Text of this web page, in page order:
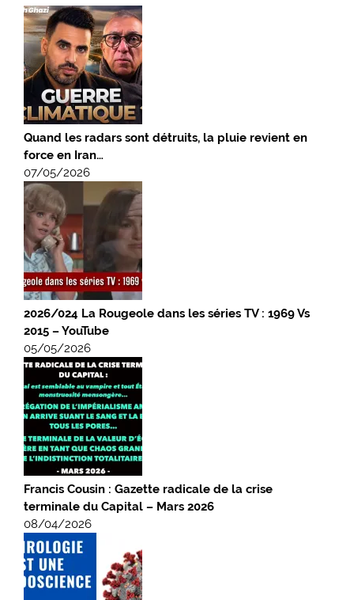
Quand les radars sont détruits, la pluie revient en
force en Iran…
07/05/2026
2026/024 La Rougeole dans les séries TV : 1969 Vs
2015 – YouTube
05/05/2026
Francis Cousin : Gazette radicale de la crise
terminale du Capital – Mars 2026
08/04/2026